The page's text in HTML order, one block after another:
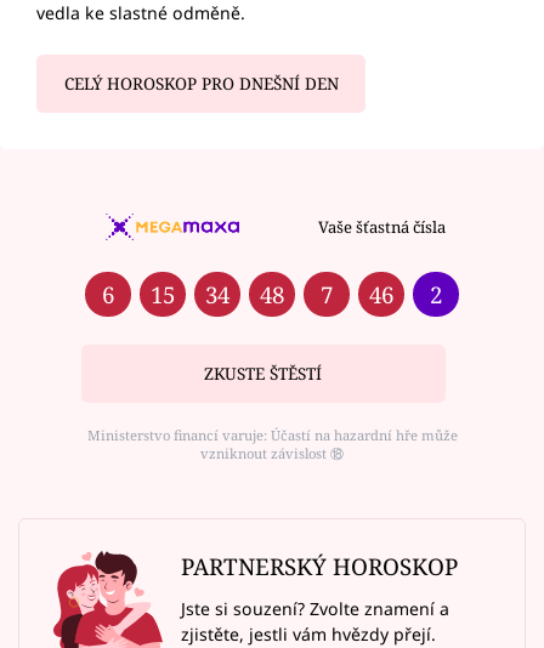
vedla ke slastné odměně.
CELÝ HOROSKOP PRO DNEŠNÍ DEN
Vaše šťastná čísla
6 15 34 48 7 46 2
ZKUSTE ŠTĚSTÍ
Ministerstvo financí varuje: Účastí na hazardní hře může
vzniknout závislost ⑱
PARTNERSKÝ HOROSKOP
Jste si souzení? Zvolte znamení a
zjistěte, jestli vám hvězdy přejí.